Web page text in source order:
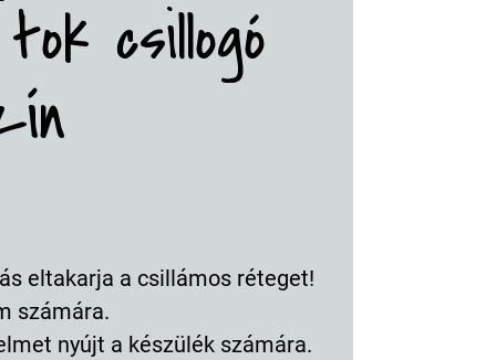
csillogó
eltakarja a csillámos réteget!
számára.
nyújt a készülék számára.